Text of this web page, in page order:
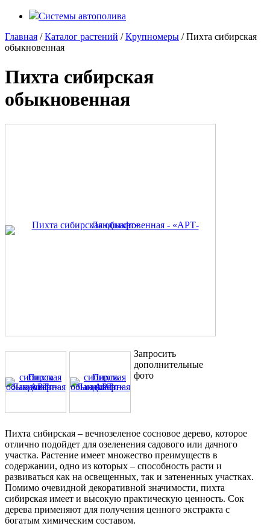
Системы автополива
Главная /Каталог растений /Крупномеры / Пихта сибирская
обыкновенная
Пихта сибирская
обыкновенная
Запросить
дополнительные
фото
Пихта сибирская – вечнозеленое сосновое дерево, которое
отлично подойдет для озеленения садового или дачного
участка. Растение имеет множество преимуществ в
содержании, одно из которых – способность расти и
развиваться как на освещенных, так и затененных участках.
Помимо очевидной декоративной значимости, пихта
сибирская имеет и высокую практическую ценность. Сок
дерева применяют для получения ценного экстракта с
богатым химическим составом.